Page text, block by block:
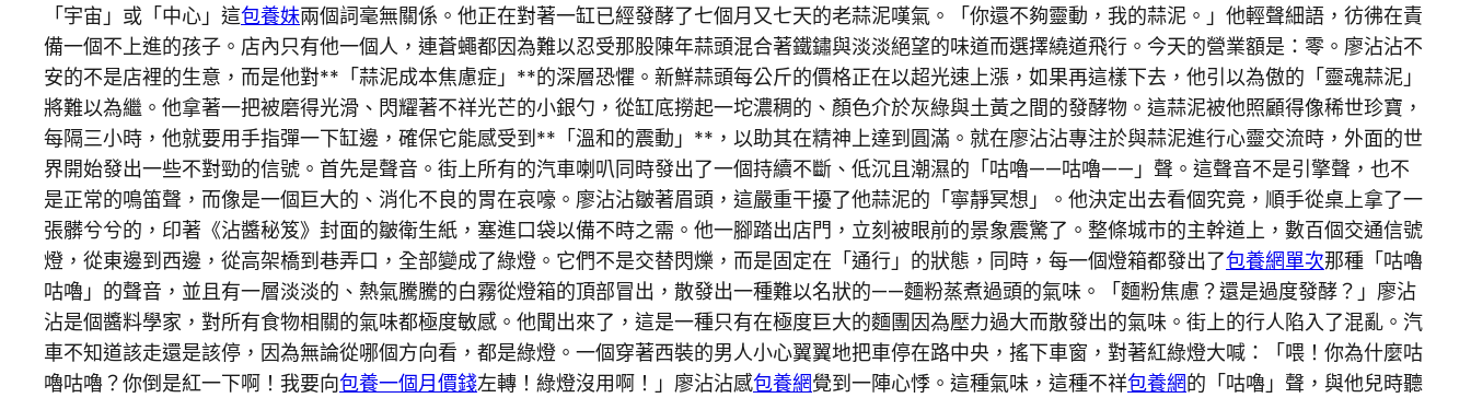
「宇宙」或「中心」這包養妹兩個詞毫無關係。他正在對著一缸已經發酵了七個月又七天的老蒜泥嘆氣。「你還不夠靈動，我的蒜泥。」他輕聲細語，彷彿在責
備一個不上進的孩子。店內只有他一個人，連蒼蠅都因為難以忍受那股陳年蒜頭混合著鐵鏽與淡淡絕望的味道而選擇繞道飛行。今天的營業額是：零。廖沾沾不
安的不是店裡的生意，而是他對**「蒜泥成本焦慮症」**的深層恐懼。新鮮蒜頭每公斤的價格正在以超光速上漲，如果再這樣下去，他引以為傲的「靈魂蒜泥」
將難以為繼。他拿著一把被磨得光滑、閃耀著不祥光芒的小銀勺，從缸底撈起一坨濃稠的、顏色介於灰綠與土黃之間的發酵物。這蒜泥被他照顧得像稀世珍寶，
每隔三小時，他就要用手指彈一下缸邊，確保它能感受到**「溫和的震動」**，以助其在精神上達到圓滿。就在廖沾沾專注於與蒜泥進行心靈交流時，外面的世
界開始發出一些不對勁的信號。首先是聲音。街上所有的汽車喇叭同時發出了一個持續不斷、低沉且潮濕的「咕嚕——咕嚕——」聲。這聲音不是引擎聲，也不
是正常的鳴笛聲，而像是一個巨大的、消化不良的胃在哀嚎。廖沾沾皺著眉頭，這嚴重干擾了他蒜泥的「寧靜冥想」。他決定出去看個究竟，順手從桌上拿了一
張髒兮兮的，印著《沾醬秘笈》封面的皺衛生紙，塞進口袋以備不時之需。他一腳踏出店門，立刻被眼前的景象震驚了。整條城市的主幹道上，數百個交通信號
燈，從東邊到西邊，從高架橋到巷弄口，全部變成了綠燈。它們不是交替閃爍，而是固定在「通行」的狀態，同時，每一個燈箱都發出了包養網單次那種「咕嚕
咕嚕」的聲音，並且有一層淡淡的、熱氣騰騰的白霧從燈箱的頂部冒出，散發出一種難以名狀的——麵粉蒸煮過頭的氣味。「麵粉焦慮？還是過度發酵？」廖沾
沾是個醬料學家，對所有食物相關的氣味都極度敏感。他聞出來了，這是一種只有在極度巨大的麵團因為壓力過大而散發出的氣味。街上的行人陷入了混亂。汽
車不知道該走還是該停，因為無論從哪個方向看，都是綠燈。一個穿著西裝的男人小心翼翼地把車停在路中央，搖下車窗，對著紅綠燈大喊：「喂！你為什麼咕
嚕咕嚕？你倒是紅一下啊！我要向包養一個月價錢左轉！綠燈沒用啊！」廖沾沾感包養網覺到一陣心悸。這種氣味，這種不祥包養網的「咕嚕」聲，與他兒時聽